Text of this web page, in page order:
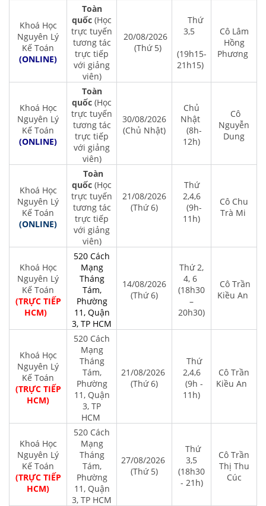
Khoá Học
Nguyên Lý
Kế Toán
(ONLINE)
Toàn
quốc (Học
trực tuyến
tương tác
trực tiếp
với giảng
viên)
20/08/2026
(Thứ 5)
Thứ
3,5
(19h15-
21h15)
Cô Lâm
Hồng
Phương
Khoá Học
Nguyên Lý
Kế Toán
(ONLINE)
Toàn
quốc (Học
trực tuyến
tương tác
trực tiếp
với giảng
viên)
30/08/2026
(Chủ Nhật)
Chủ
Nhật
(8h-
12h)
Cô
Nguyễn
Dung
Khoá Học
Nguyên Lý
Kế Toán
(ONLINE)
Toàn
quốc (Học
trực tuyến
tương tác
trực tiếp
với giảng
viên)
21/08/2026
(Thứ 6)
Thứ
2,4,6
(9h-
11h)
Cô Chu
Trà Mi
Khoá Học
Nguyên Lý
Kế Toán
(TRỰC TIẾP
HCM)
520 Cách
Mạng
Tháng
Tám,
Phường
11, Quận
3, TP HCM
14/08/2026
(Thứ 6)
Thứ 2,
4, 6
(18h30
–
20h30)
Cô Trần
Kiều An
Khoá Học
Nguyên Lý
Kế Toán
(TRỰC TIẾP
HCM)
520 Cách
Mạng
Tháng
Tám,
Phường
11, Quận
3, TP
HCM
21/08/2026
(Thứ 6)
Thứ
2,4,6
(9h -
11h)
Cô Trần
Kiều An
Khoá Học
Nguyên Lý
Kế Toán
(TRỰC TIẾP
HCM)
520 Cách
Mạng
Tháng
Tám,
Phường
11, Quận
3, TP HCM
27/08/2026
(Thứ 5)
Thứ
3,5
(18h30
- 21h)
Cô Trần
Thị Thu
Cúc